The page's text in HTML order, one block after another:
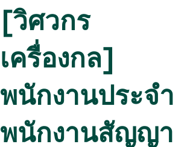
[วิศวกร
เครื่องกล]
พนักงานประจำ
พนักงานสัญญา